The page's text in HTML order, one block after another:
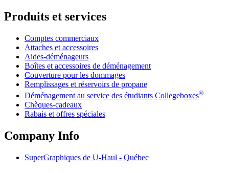
Produits et services
Comptes commerciaux
Attaches et accessoires
Aides-déménageurs
Boîtes et accessoires de déménagement
Couverture pour les dommages
Remplissages et réservoirs de propane
Déménagement au service des étudiants Collegeboxes®
Chèques-cadeaux
Rabais et offres spéciales
Company Info
SuperGraphiques de U-Haul - Québec